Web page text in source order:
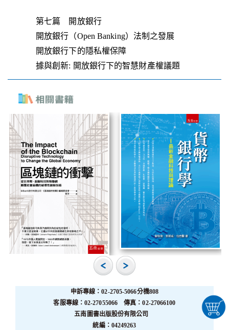
第七篇 開放銀行
開放銀行（Open Banking）法制之發展
開放銀行下的隱私權保障
據與創新: 開放銀行下的智慧財產權議題
申訴專線：02-2705-5066分機808
客服專線：02-27055066 傳真：02-27066100
五南圖書出版股份有限公司
統編：04249263